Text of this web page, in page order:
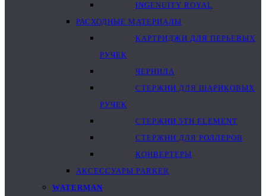
INGENUITY ROYAL
РАСХОДНЫЕ МАТЕРИАЛЫ
КАРТРИДЖИ ДЛЯ ПЕРЬЕВЫХ
РУЧЕК
ЧЕРНИЛА
СТЕРЖНИ ДЛЯ ШАРИКОВЫХ
РУЧЕК
СТЕРЖНИ 5TH ELEMENT
СТЕРЖНИ ДЛЯ РОЛЛЕРОВ
КОНВЕРТЕРЫ
АКСЕССУАРЫ PARKER
WATERMAN